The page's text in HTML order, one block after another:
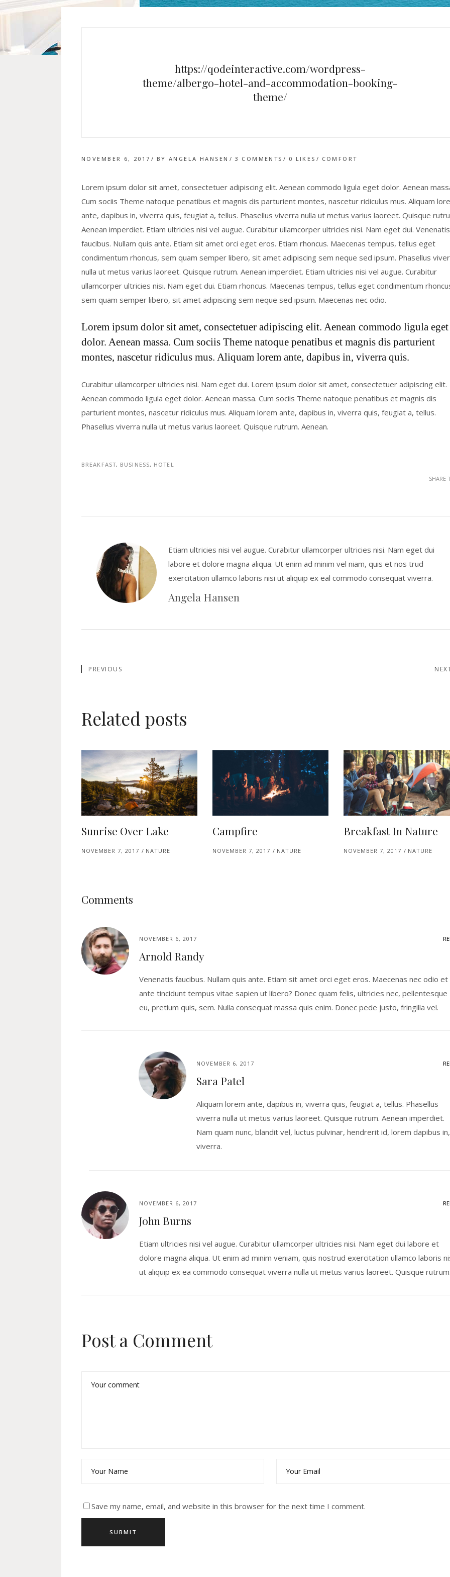
https://qodeinteractive.com/wordpress-
theme/albergo-hotel-and-accommodation-booking-
theme/
NOVEMBER 6, 2017 BY ANGELA HANSEN 3 COMMENTS 0 LIKES COMFORT
Lorem ipsum dolor sit amet, consectetuer adipiscing elit. Aenean commodo ligula eget dolor. Aenean
Cum sociis Theme natoque penatibus et magnis dis parturient montes, nascetur ridiculus mus. Aliquam
ante, dapibus in, viverra quis, feugiat a, tellus. Phasellus viverra nulla ut metus varius laoreet. Quisque
Aenean imperdiet. Etiam ultricies nisi vel augue. Curabitur ullamcorper ultricies nisi. Nam eget dui. Venenatis
faucibus. Nullam quis ante. Etiam sit amet orci eget eros. Etiam rhoncus. Maecenas tempus, tellus eget
condimentum rhoncus, sem quam semper libero, sit amet adipiscing sem neque sed ipsum. Phasellus
nulla ut metus varius laoreet. Quisque rutrum. Aenean imperdiet. Etiam ultricies nisi vel augue. Curabitur
ullamcorper ultricies nisi. Nam eget dui. Etiam rhoncus. Maecenas tempus, tellus eget condimentum
sem quam semper libero, sit amet adipiscing sem neque sed ipsum. Maecenas nec odio.
Lorem ipsum dolor sit amet, consectetuer adipiscing elit. Aenean commodo ligula eget
dolor. Aenean massa. Cum sociis Theme natoque penatibus et magnis dis parturient
montes, nascetur ridiculus mus. Aliquam lorem ante, dapibus in, viverra quis.
Curabitur ullamcorper ultricies nisi. Nam eget dui. Lorem ipsum dolor sit amet, consectetuer adipiscing elit.
Aenean commodo ligula eget dolor. Aenean massa. Cum sociis Theme natoque penatibus et magnis dis
parturient montes, nascetur ridiculus mus. Aliquam lorem ante, dapibus in, viverra quis, feugiat a, tellus.
Phasellus viverra nulla ut metus varius laoreet. Quisque rutrum. Aenean.
BREAKFAST, BUSINESS, HOTEL
SHARE
Etiam ultricies nisi vel augue. Curabitur ullamcorper ultricies nisi. Nam eget dui
labore et dolore magna aliqua. Ut enim ad minim vel niam, quis et nos trud
exercitation ullamco laboris nisi ut aliquip ex eal commodo consequat viverra.
Angela Hansen
PREVIOUS
Related posts
Sunrise Over Lake
NOVEMBER 7, 2017 NATURE
Campfire
NOVEMBER 7, 2017 NATURE
Breakfast In Nature
NOVEMBER 7, 2017 NATURE
Comments
NOVEMBER 6, 2017
Arnold Randy
Venenatis faucibus. Nullam quis ante. Etiam sit amet orci eget eros. Maecenas nec odio et
ante tincidunt tempus vitae sapien ut libero? Donec quam felis, ultricies nec, pellentesque
eu, pretium quis, sem. Nulla consequat massa quis enim. Donec pede justo, fringilla vel.
NOVEMBER 6, 2017
Sara Patel
Aliquam lorem ante, dapibus in, viverra quis, feugiat a, tellus. Phasellus
viverra nulla ut metus varius laoreet. Quisque rutrum. Aenean imperdiet.
Nam quam nunc, blandit vel, luctus pulvinar, hendrerit id, lorem dapibus in,
viverra.
NOVEMBER 6, 2017
John Burns
Etiam ultricies nisi vel augue. Curabitur ullamcorper ultricies nisi. Nam eget dui labore et
dolore magna aliqua. Ut enim ad minim veniam, quis nostrud exercitation ullamco laboris
ut aliquip ex ea commodo consequat viverra nulla ut metus varius laoreet. Quisque rutrum.
Post a Comment
Save my name, email, and website in this browser for the next time I comment.